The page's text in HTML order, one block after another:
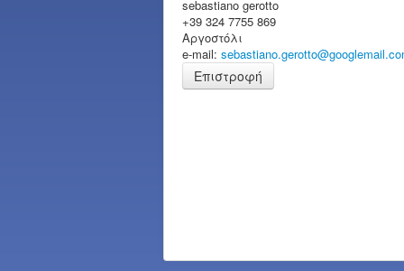
sebastiano gerotto
+39 324 7755 869
Αργοστόλι
e-mail:
Επιστροφή